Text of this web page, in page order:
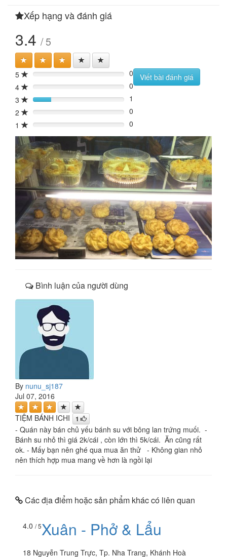
Xếp hạng và đánh giá
3.4 / 5
5 0%
0
4
0%
0
3
20%
1
2
0%
0
1
0% 0
Viết bài đánh giá
Bình luận của người dùng
By nunu_sj187
Jul 07, 2016
TIỆM BÁNH ICHI 1
- Quán này bán chủ yếu bánh su với bông lan trứng muối. -
Bánh su nhỏ thì giá 2k/cái , còn lớn thì 5k/cái. Ăn cũng rất
ok. - Mấy bạn nên ghé qua mua ăn thử - Không gian nhỏ
nên thích hợp mua mang về hơn là ngồi lại
Các địa điểm hoặc sản phẩm khác có liên quan
4.0 / 5Xuân - Phở & Lẩu
18 Nguyễn Trung Trực, Tp. Nha Trang, Khánh Hoà